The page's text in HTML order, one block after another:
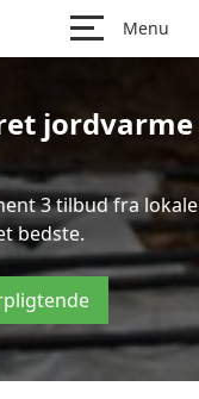
Menu
jordvarme
3 tilbud fra lokale
bedste.